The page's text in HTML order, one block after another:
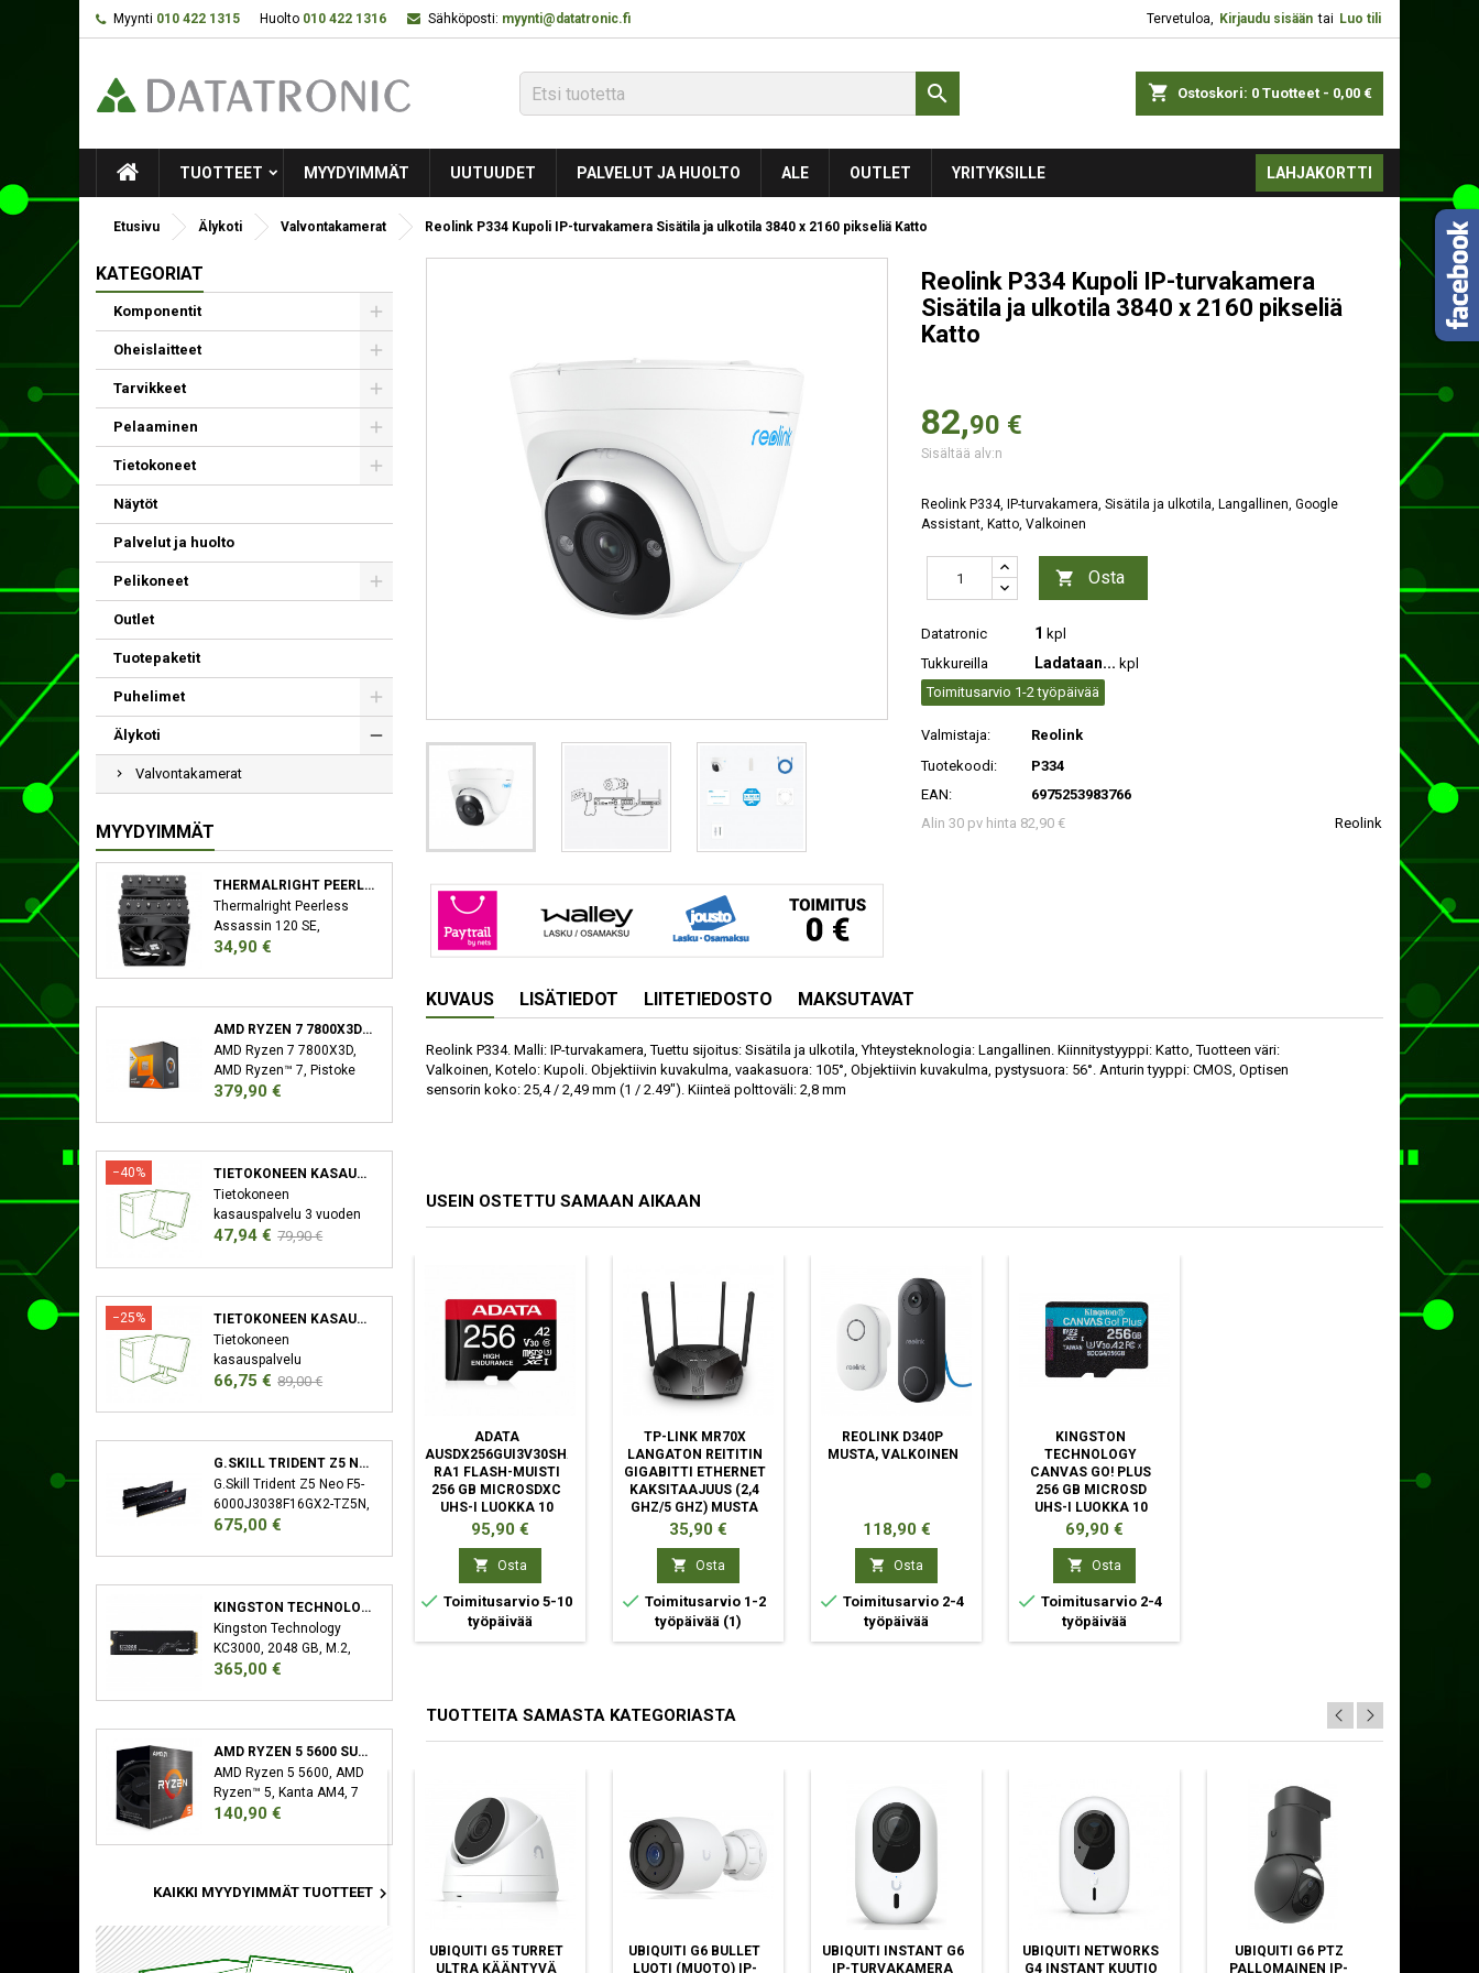
Myynti 010 422 1315 Huolto 010 422 1316 Sähköposti: myynti@datatronic.fi Tervetuloa, Kirjaudu sisään tai Luo tili
shopping_cart Ostoskori: 0 Tuotteet - 0,00 €

TUOTTEET MYYDYIMMÄT UUTUUDET PALVELUT JA HUOLTO ALE OUTLET YRITYKSILLE LAHJAKORTTI
Etusivu Älykoti Valvontakamerat Reolink P334 Kupoli IP-turvakamera Sisätila ja ulkotila 3840 x 2160 pikseliä Katto
KATEGORIAT
Komponentit
Oheislaitteet
Tarvikkeet
Pelaaminen
Tietokoneet
Näytöt
Palvelut ja huolto
Pelikoneet
Outlet
Tuotepaketit
Puhelimet
Älykoti
Valvontakamerat
MYYDYIMMÄT
THERMALRIGHT PEERLESS ASSASSIN 120 SE SUORITIN JÄÄHDYTYSLEVY/JÄÄHDYTIN 12 CM MUSTA
Thermalright Peerless
Assassin 120 SE,
Jäähdytyslevy/jäähdytin,
Hinta
34,90 €
AMD RYZEN 7 7800X3D SUORITIN 4,2 GHZ 96 MB L3 LAATIKKO
AMD Ryzen 7 7800X3D,
AMD Ryzen™ 7, Pistoke
AM5, 5 nm, AMD,
Hinta
379,90 €
−40%
TIETOKONEEN KASAUSPALVELU
Tietokoneen
kasauspalvelu 3 vuoden
takuu XMP/EXPO
Hinta
47,94 € Normaali
79,90 €
−25%
TIETOKONEEN KASAUSPALVELU SEKÄ KÄYTTÖJÄRJESTELMÄN ASENNUS
Tietokoneen
kasauspalvelu
Käyttöjärjestelmän
vuoden takuu XMP/EXPO
Aktivointi Bios-Päivitys
Hinta
66,75 € Normaali
89,00 €
G.SKILL TRIDENT Z5 NEO F5-6000J3038F16GX2-TZ5N MUISTIMODUULI 32 GB 2 X 16 GB DDR5 6000 MHZ
G.Skill Trident Z5 Neo F5-
6000J3038F16GX2-TZ5N,
32 GB, 2 x 16 GB, DDR5,
Hinta
675,00 €
KINGSTON TECHNOLOGY KC3000 M.2 2048 GB PCI EXPRESS 4.0 3D TLC NVME
Kingston Technology
KC3000, 2048 GB, M.2,
7000 MB/s
Hinta
365,00 €
AMD RYZEN 5 5600 SUORITIN 3,5 GHZ 32 MB L3 LAATIKKO
AMD Ryzen 5 5600, AMD
Ryzen™ 5, Kanta AM4, 7
nm, AMD, 3,5 GHz, 4,4
Hinta
140,90 €
KAIKKI MYYDYIMMÄT TUOTTEET 
Reolink P334 Kupoli IP-turvakamera
Sisätila ja ulkotila 3840 x 2160 pikseliä
Katto
82,90 €
Sisältää alv:n
Reolink P334, IP-turvakamera, Sisätila ja ulkotila, Langallinen, Google
Assistant, Katto, Valkoinen
 Osta
Datatronic 1 kpl
Tukkureilla
Ladataan... kpl
Toimitusarvio 1-2 työpäivää
Valmistaja:
Reolink
Tuotekoodi:
P334
EAN:
6975253983766
Alin 30 pv hinta 82,90 €
Reolink
KUVAUS LISÄTIEDOT LIITETIEDOSTO MAKSUTAVAT
Reolink P334. Malli: IP-turvakamera, Tuettu sijoitus: Sisätila ja ulkotila, Yhteysteknologia: Langallinen. Kiinnitystyyppi: Katto, Tuotteen väri:
Valkoinen, Kotelo: Kupoli. Objektiivin kuvakulma, vaakasuora: 105°, Objektiivin kuvakulma, pystysuora: 56°. Anturin tyyppi: CMOS, Optisen
sensorin koko: 25,4 / 2,49 mm (1 / 2.49"). Kiinteä polttoväli: 2,8 mm
USEIN OSTETTU SAMAAN AIKAAN
ADATA
AUSDX256GUI3V30SHA2-
RA1 FLASH-MUISTI
256 GB MICROSDXC
UHS-I LUOKKA 10
Hinta
95,90 €
 Osta
 Toimitusarvio 5-10
työpäivää
TP-LINK MR70X
LANGATON REITITIN
GIGABITTI ETHERNET
KAKSITAAJUUS (2,4
GHZ/5 GHZ) MUSTA
Hinta
35,90 €
 Osta
 Toimitusarvio 1-2
työpäivää (1)
REOLINK D340P
MUSTA, VALKOINEN
Hinta
118,90 €
 Osta
 Toimitusarvio 2-4
työpäivää
KINGSTON
TECHNOLOGY
CANVAS GO! PLUS
256 GB MICROSD
UHS-I LUOKKA 10
Hinta
69,90 €
 Osta
 Toimitusarvio 2-4
työpäivää
TUOTTEITA SAMASTA KATEGORIASTA
TP-LINK TAPO
C320WS -
UBIQUITI G5 BULLET
SISÄTILA JA
UBIQUITI G5 TURRET
ULTRA KÄÄNTYVÄ
UBIQUITI G6 BULLET
LUOTI (MUOTO) IP-
UBIQUITI INSTANT G6
IP-TURVAKAMERA
UBIQUITI NETWORKS
G4 INSTANT KUUTIO
UBIQUITI G6 PTZ
PALLOMAINEN IP-